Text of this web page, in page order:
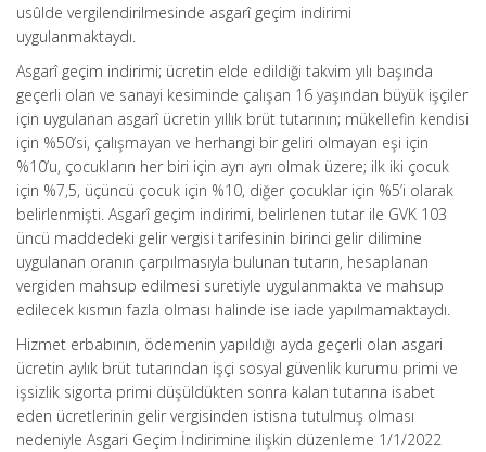
usûlde vergilendirilmesinde asgarî geçim indirimi
uygulanmaktaydı.
Asgarî geçim indirimi; ücretin elde edildiği takvim yılı başında
geçerli olan ve sanayi kesiminde çalışan 16 yaşından büyük işçiler
için uygulanan asgarî ücretin yıllık brüt tutarının; mükellefin kendisi
için %50’si, çalışmayan ve herhangi bir geliri olmayan eşi için
%10’u, çocukların her biri için ayrı ayrı olmak üzere; ilk iki çocuk
için %7,5, üçüncü çocuk için %10, diğer çocuklar için %5’i olarak
belirlenmişti. Asgarî geçim indirimi, belirlenen tutar ile GVK 103
üncü maddedeki gelir vergisi tarifesinin birinci gelir dilimine
uygulanan oranın çarpılmasıyla bulunan tutarın, hesaplanan
vergiden mahsup edilmesi suretiyle uygulanmakta ve mahsup
edilecek kısmın fazla olması halinde ise iade yapılmamaktaydı.
Hizmet erbabının, ödemenin yapıldığı ayda geçerli olan asgari
ücretin aylık brüt tutarından işçi sosyal güvenlik kurumu primi ve
işsizlik sigorta primi düşüldükten sonra kalan tutarına isabet
eden ücretlerinin gelir vergisinden istisna tutulmuş olması
nedeniyle Asgari Geçim İndirimine ilişkin düzenleme 1/1/2022